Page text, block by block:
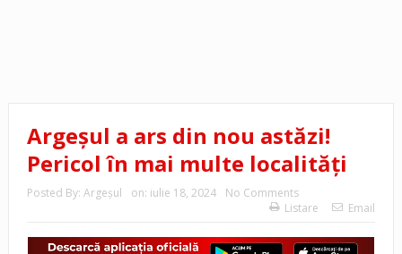
Argeșul a ars din nou astăzi!
Pericol în mai multe localități
Posted By: Argeşul on: iulie 18, 2024
No Comments
Listare
Email